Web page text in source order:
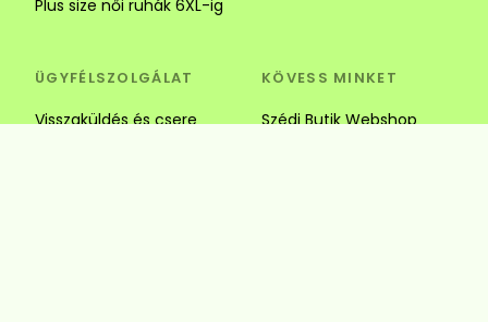
Plus size női ruhák 6XL-ig
ÜGYFÉLSZOLGÁLAT
Visszaküldés és csere
KÖVESS MINKET
Szédi Butik Webshop